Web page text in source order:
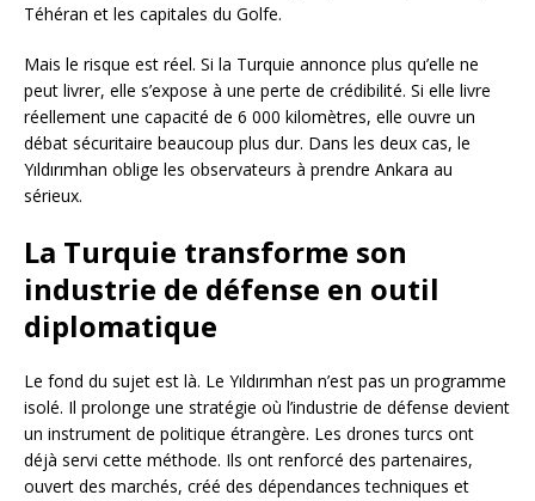
Téhéran et les capitales du Golfe.
Mais le risque est réel. Si la Turquie annonce plus qu’elle ne
peut livrer, elle s’expose à une perte de crédibilité. Si elle livre
réellement une capacité de 6 000 kilomètres, elle ouvre un
débat sécuritaire beaucoup plus dur. Dans les deux cas, le
Yıldırımhan oblige les observateurs à prendre Ankara au
sérieux.
La Turquie transforme son
industrie de défense en outil
diplomatique
Le fond du sujet est là. Le Yıldırımhan n’est pas un programme
isolé. Il prolonge une stratégie où l’industrie de défense devient
un instrument de politique étrangère. Les drones turcs ont
déjà servi cette méthode. Ils ont renforcé des partenaires,
ouvert des marchés, créé des dépendances techniques et